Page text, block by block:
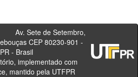
de Setembro,
CEP 80230-901 -
- PR - Brasil
implementado com
mantido pela UTFPR